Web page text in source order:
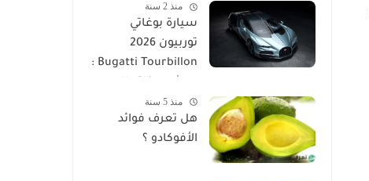
منذ 2 سنة
سيارة بوغاتي
توربيون 2026
Bugatti Tourbillon :
بقوة 1800 حصان
منذ 5 سنة
هل تعرف فوائد
الأفوكادو ؟